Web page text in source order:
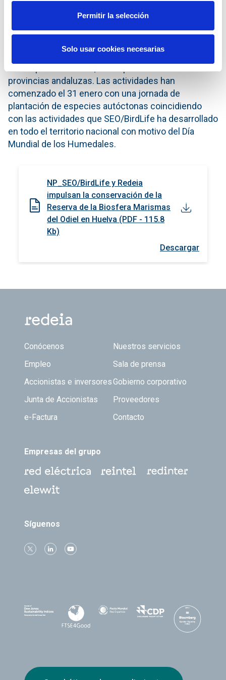
Permitir la selección
Solo usar cookies necesarias
Para el desarrollo de las actividades, SEO/BirdLife
provincias andaluzas. Las actividades han
comenzado el 31 enero con una jornada de
plantación de especies autóctonas coincidiendo
con las actividades que SEO/BirdLife ha desarrollado
en todo el territorio nacional con motivo del Día
Mundial de los Humedales.
NP_SEO/BirdLife y Redeia
impulsan la conservación de la
Reserva de la Biosfera Marismas
del Odiel en Huelva (PDF - 115.8
Kb)
Descargar
Footer TOP
Conócenos
Nuestros servicios
Empleo
Sala de prensa
Accionistas e inversoresGobierno corporativo
Junta de Accionistas
Proveedores
e-Factura
Contacto
Empresas del grupo
Síguenos